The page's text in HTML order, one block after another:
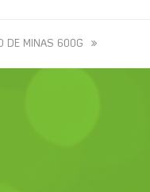
DE MINAS 600G